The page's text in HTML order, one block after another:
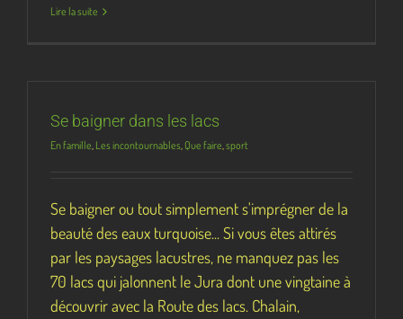
Lire la suite
Se baigner dans les lacs
En famille, Les incontournables, Que faire,sport
Se baigner ou tout simplement s'imprégner de la
beauté des eaux turquoise... Si vous êtes attirés
par les paysages lacustres, ne manquez pas les
70 lacs qui jalonnent le Jura dont une vingtaine à
découvrir avec la Route des lacs. Chalain,